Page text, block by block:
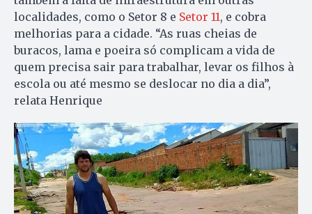
localidades, como o Setor 8 e Setor 11, e cobra
melhorias para a cidade. “As ruas cheias de
buracos, lama e poeira só complicam a vida de
quem precisa sair para trabalhar, levar os filhos à
escola ou até mesmo se deslocar no dia a dia”,
relata Henrique